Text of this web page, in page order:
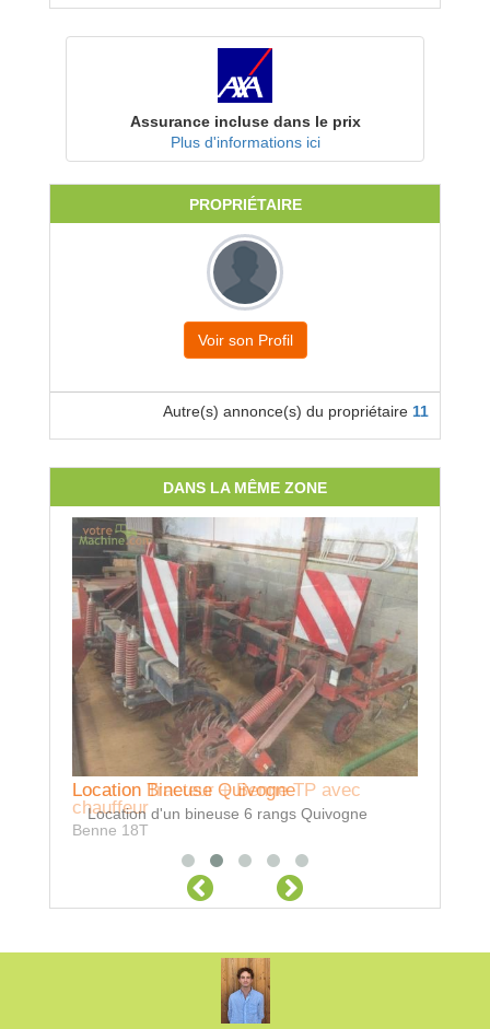
Assurance incluse dans le prix
Plus d'informations ici
PROPRIÉTAIRE
Voir son Profil
Autre(s) annonce(s) du propriétaire 11
DANS LA MÊME ZONE
Location Bineuse Quivogne
Location d'un bineuse 6 rangs Quivogne
Location Tracteur + Benne TP avec
chauffeur
Benne 18T